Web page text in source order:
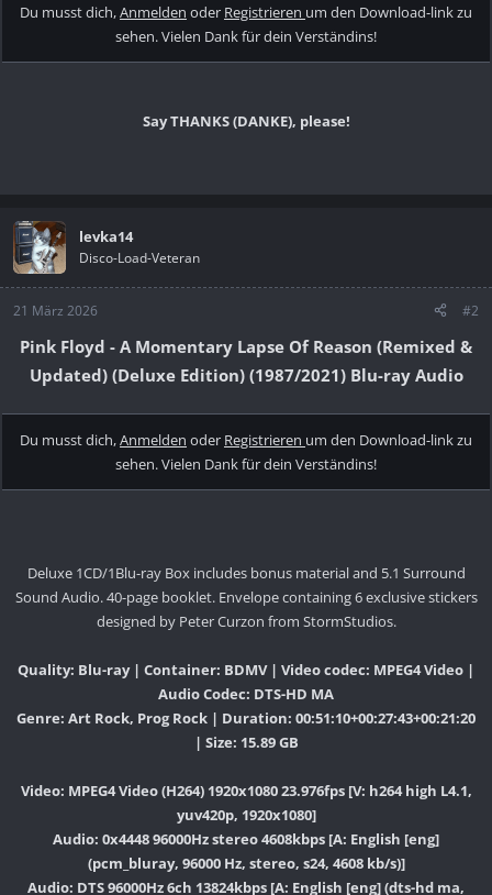
Du musst dich,Anmelden oder Registrieren um den Download-link zu
sehen. Vielen Dank für dein Verständins!
Say THANKS (DANKE), please!
levka14
Disco-Load-Veteran
21 März 2026 #2
Pink Floyd - A Momentary Lapse Of Reason (Remixed &
Updated) (Deluxe Edition) (1987/2021) Blu-ray Audio
Du musst dich,Anmelden oder Registrieren um den Download-link zu
sehen. Vielen Dank für dein Verständins!
Deluxe 1CD/1Blu-ray Box includes bonus material and 5.1 Surround
Sound Audio. 40-page booklet. Envelope containing 6 exclusive stickers
designed by Peter Curzon from StormStudios.
Quality: Blu-ray | Container: BDMV | Video codec: MPEG4 Video |
Audio Codec: DTS-HD MA
Genre: Art Rock, Prog Rock | Duration: 00:51:10+00:27:43+00:21:20
| Size: 15.89 GB
Video: MPEG4 Video (H264) 1920x1080 23.976fps [V: h264 high L4.1,
yuv420p, 1920x1080]
Audio: 0x4448 96000Hz stereo 4608kbps [A: English [eng]
(pcm_bluray, 96000 Hz, stereo, s24, 4608 kb/s)]
Audio: DTS 96000Hz 6ch 13824kbps [A: English [eng] (dts-hd ma,